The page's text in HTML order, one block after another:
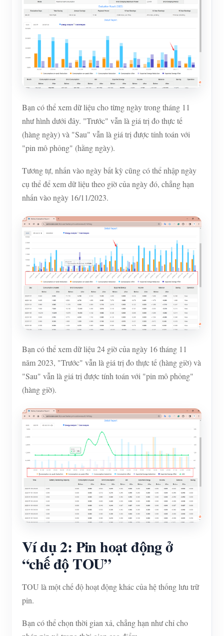
Bạn có thể xem dữ liệu cho từng ngày trong tháng 11
như hình dưới đây. "Trước" vẫn là giá trị đo thực tế
(hàng ngày) và "Sau" vẫn là giá trị được tính toán với
"pin mô phỏng" (hằng ngày).
Tương tự, nhấn vào ngày bất kỳ cũng có thể nhập ngày
cụ thể để xem dữ liệu theo giờ của ngày đó, chẳng hạn
nhấn vào ngày 16/11/2023.
Bạn có thể xem dữ liệu 24 giờ của ngày 16 tháng 11
năm 2023, "Trước" vẫn là giá trị đo thực tế (hàng giờ) và
"Sau" vẫn là giá trị được tính toán với "pin mô phỏng"
(hàng giờ).
Ví dụ 2: Pin hoạt động ở
“chế độ TOU”
TOU là một chế độ hoạt động khác của hệ thống lưu trữ
pin.
Bạn có thể chọn thời gian xả, chẳng hạn như chỉ cho